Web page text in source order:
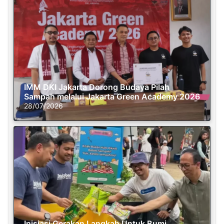
IMM DKI Jakarta Dorong Budaya Pilah
Sampah melalui Jakarta Green Academy 2026
28/07/2026